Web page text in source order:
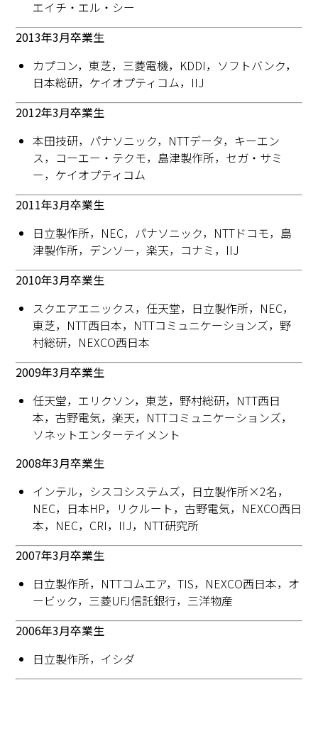
エイチ・エル・シー
2013年3月卒業生
カプコン，東芝，三菱電機，KDDI，ソフトバンク，
日本総研，ケイオプティコム，IIJ
2012年3月卒業生
本田技研，パナソニック，NTTデータ，キーエン
ス，コーエー・テクモ，島津製作所，セガ・サミ
ー，ケイオプティコム
2011年3月卒業生
日立製作所，NEC，パナソニック，NTTドコモ，島
津製作所，デンソー，楽天，コナミ，IIJ
2010年3月卒業生
スクエアエニックス，任天堂，日立製作所，NEC，
東芝，NTT西日本，NTTコミュニケーションズ，野
村総研，NEXCO西日本
2009年3月卒業生
任天堂，エリクソン，東芝，野村総研，NTT西日
本，古野電気，楽天，NTTコミュニケーションズ，
ソネットエンターテイメント
2008年3月卒業生
インテル，シスコシステムズ，日立製作所×2名，
NEC，日本HP，リクルート，古野電気，NEXCO西日
本，NEC，CRI，IIJ，NTT研究所
2007年3月卒業生
日立製作所，NTTコムエア，TIS，NEXCO西日本，オ
ービック，三菱UFJ信託銀行，三洋物産
2006年3月卒業生
日立製作所，イシダ